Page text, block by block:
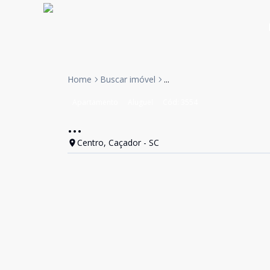
Home Buscar imóvel ...
...
Centro, Caçador - SC